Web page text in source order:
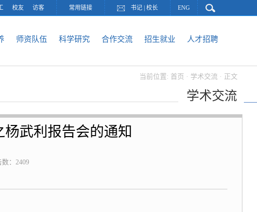
校友 访客 常用链接 书记 校长 ENG
师资队伍 科学研究 合作交流 招生就业 人才招聘
当前位置: 首页 · 学术交流 · 正文
学术交流
杨武利报告会的通知
： 2409